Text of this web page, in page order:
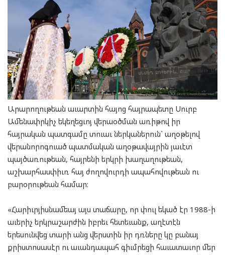
Արարողութեան աւարտին հայոց հայրապետը Սուրբ
Ամենափրկիչ եկեղեցւոյ վերաօծման առիթով իր
հայրական պատգամը տուաւ ներկաներուն` աղօթելով
վերանորոգուած պատմական աղօթավայրին յաւէտ
պայծառութեան, հայրենի երկրի խաղաղութեան,
աշխարհասփիւռ հայ ժողովուրդի ապահովութեան ու
բարօրութեան համար:
«Հարիւրյիսնամեայ այս տաճարը, որ փուլ եկած էր 1988-ի
աւերիչ երկրաշարժին իբրեւ հետեւանք, աղէտէն
երեսունվեց տարի անց վերստին իր դռները կը բանայ
քրիստոսասէր ու աւանդապահ գիւմրեցի հաւատաւոր մեր